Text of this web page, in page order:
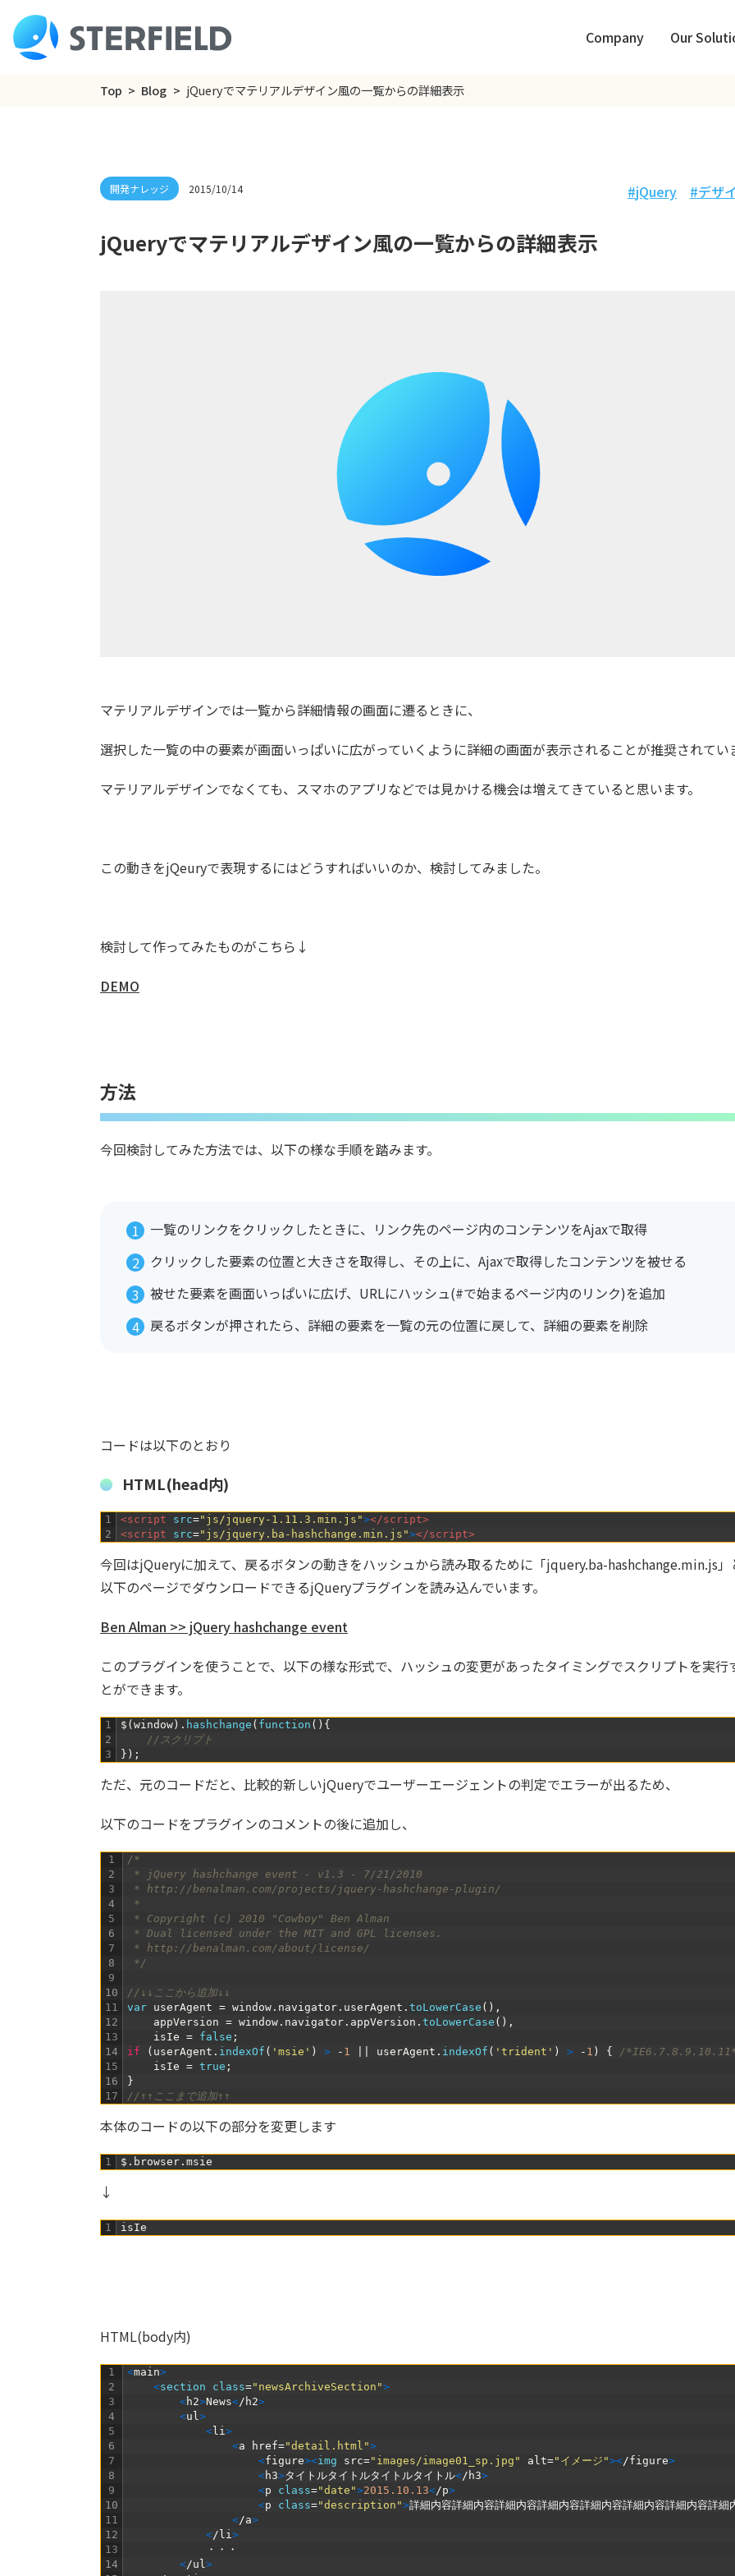
Company Our
Top Blog jQueryでマテリアルデザイン風の一覧からの詳細表示
2015/10/14 jQuery デザ
jQueryでマテリアルデザイン風の一覧からの詳細表示
マテリアルデザインでは一覧から詳細情報の画面に遷るときに、
選択した一覧の中の要素が画面いっぱいに広がっていくように詳細の画面が表示されることが推奨されてい
マテリアルデザインでなくても、スマホのアプリなどでは見かける機会は増えてきていると思います。
この動きをjQeuryで表現するにはどうすればいいのか、検討してみました。
検討して作ってみたものがこちら↓
DEMO
方法
今回検討してみた方法では、以下の様な手順を踏みます。
一覧のリンクをクリックしたときに、リンク先のページ内のコンテンツをAjaxで取得
クリックした要素の位置と大きさを取得し、その上に、Ajaxで取得したコンテンツを被せる
被せた要素を画面いっぱいに広げ、URLにハッシュ(#で始まるページ内のリンク)を追加
戻るボタンが押されたら、詳細の要素を一覧の元の位置に戻して、詳細の要素を削除
コードは以下のとおり
HTML(head内)
1
2
<script src="js/jquery-1.11.3.min.js"></script>
<script src="js/jquery.ba-hashchange.min.js"></script>
今回はjQueryに加えて、戻るボタンの動きをハッシュから読み取るために「jquery.ba-hashchange.min.js」
以下のページでダウンロードできるjQueryプラグインを読み込んでいます。
Ben Alman >> jQuery hashchange event
このプラグインを使うことで、以下の様な形式で、ハッシュの変更があったタイミングでスクリプトを実行
とができます。
1
2
3
$ ( window ) . hashchange ( function ( ) {
//スクリプト
} ) ;
ただ、元のコードだと、比較的新しいjQueryでユーザーエージェントの判定でエラーが出るため、
以下のコードをプラグインのコメントの後に追加し、
1
2
3
4
5
6
7
8
9
10
11
12
13
14
15
16
17
/*
* jQuery hashchange event - v1.3 - 7/21/2010
* http://benalman.com/projects/jquery-hashchange-plugin/
*
* Copyright (c) 2010 "Cowboy" Ben Alman
* Dual licensed under the MIT and GPL licenses.
* http://benalman.com/about/license/
*/
//↓↓ここから追加↓↓
var userAgent = window . navigator . userAgent . toLowerCase ( ) ,
appVersion = window . navigator . appVersion . toLowerCase ( ) ,
isIe = false ;
if
( userAgent . indexOf ( 'msie' ) > - 1 userAgent . indexOf ( 'trident' ) > - 1 ) {
/
isIe = true ;
}
//↑↑ここまで追加↑↑
本体のコードの以下の部分を変更します
1 $ . browser . msie
↓
1 isIe
HTML(body内)
1
2
3
4
5
6
7
8
9
10
11
12
13
14
<main>
<section class="newsArchiveSection">
<h2>News</ h2>
<ul >
< li >
<a href="detail.html">
<figure><img src="images/image01_sp.jpg" alt="イメージ"></figure>
<h3>タイトルタイトルタイトルタイトル</ h3>
<p class="date">2015.10.13</p>
<p class="description">詳細内容詳細内容詳細内容詳細内容詳細内容詳細内容詳細内容詳細
</a>
</ li >
・・・
</ul >